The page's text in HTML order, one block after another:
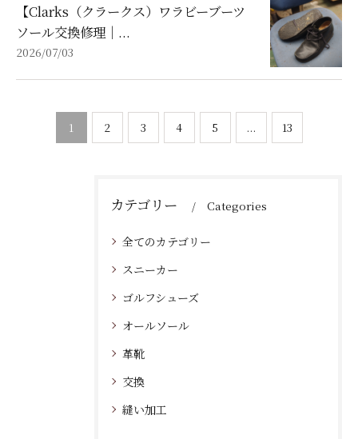
【Clarks（クラークス）ワラビーブーツ
ソール交換修理｜...
2026/07/03
1 2 3 4 5 ... 13
カテゴリー Categories
全てのカテゴリー
スニーカー
ゴルフシューズ
オールソール
革靴
交換
縫い加工